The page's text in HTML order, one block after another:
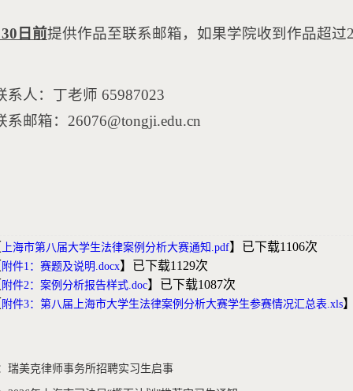
日前提供作品至联系邮箱，如果学院收到作品超过
系人：丁老师 65987023
系邮箱：26076@tongji.edu.cn
上海市第八届大学生法律案例分析大赛通知.pdf】已下载1106次
附件1：赛题及说明.docx】已下载1129次
附件2：案例分析报告样式.doc】已下载1087次
附件3：第八届上海市大学生法律案例分析大赛学生参赛情况汇总表.xls
瑞美克律师事务所招聘实习生启事